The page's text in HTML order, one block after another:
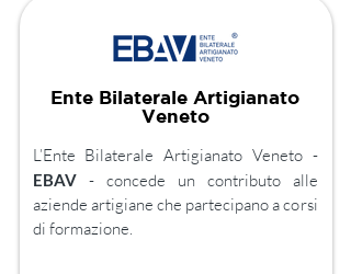
Ente Bilaterale Artigianato
Veneto
L’Ente Bilaterale Artigianato Veneto -
EBAV - concede un contributo alle
aziende artigiane che partecipano a corsi
di formazione.